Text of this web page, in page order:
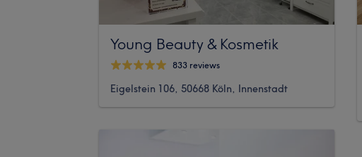
Young Beauty & Kosmetik
833 reviews
Eigelstein 106, 50668 Köln, Innenstadt